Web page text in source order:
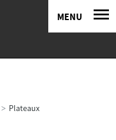
MENU
Plateaux